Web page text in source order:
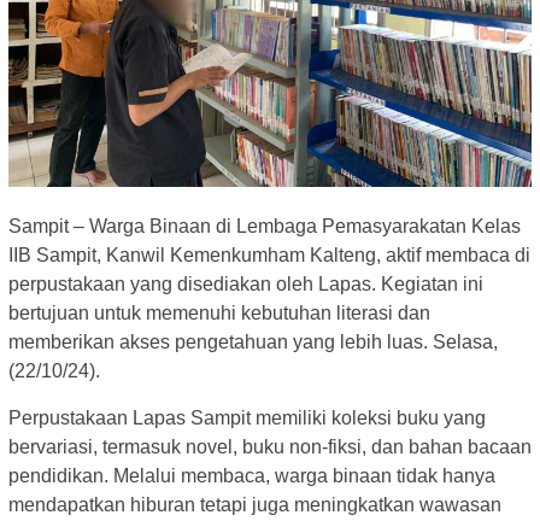
Sampit – Warga Binaan di Lembaga Pemasyarakatan Kelas
IIB Sampit, Kanwil Kemenkumham Kalteng, aktif membaca di
perpustakaan yang disediakan oleh Lapas. Kegiatan ini
bertujuan untuk memenuhi kebutuhan literasi dan
memberikan akses pengetahuan yang lebih luas. Selasa,
(22/10/24).
Perpustakaan Lapas Sampit memiliki koleksi buku yang
bervariasi, termasuk novel, buku non-fiksi, dan bahan bacaan
pendidikan. Melalui membaca, warga binaan tidak hanya
mendapatkan hiburan tetapi juga meningkatkan wawasan